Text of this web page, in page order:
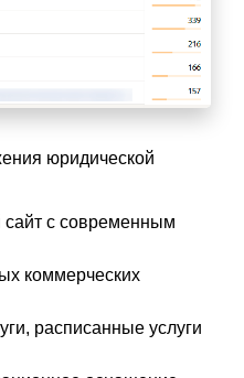
юридической
с современным
коммерческих
расписанные услуги